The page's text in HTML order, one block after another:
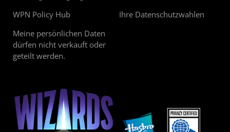
WPN Policy Hub
Ihre Datenschutzwahlen
Meine persönlichen Daten
dürfen nicht verkauft oder
geteilt werden.